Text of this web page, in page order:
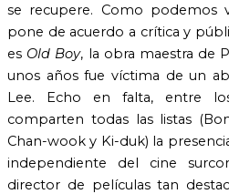
se recupere. Como podemos
pone de acuerdo a crítica y
es Old Boy, la obra maestra de
unos años fue víctima de un
Lee. Echo en falta, entre
comparten todas las listas
Chan-wook y Ki-duk) la
independiente del cine
director de películas tan